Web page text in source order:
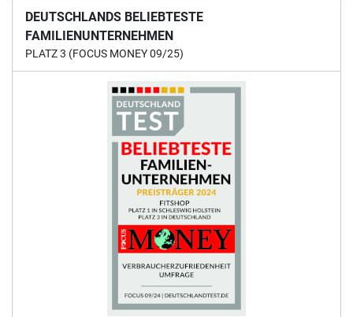
DEUTSCHLANDS BELIEBTESTE
FAMILIENUNTERNEHMEN
PLATZ 3 (FOCUS MONEY 09/25)